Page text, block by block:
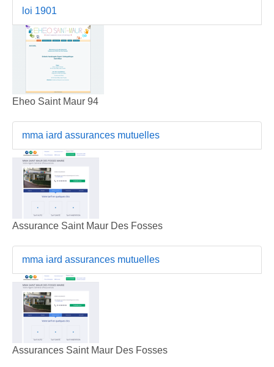
loi 1901
Eheo Saint Maur 94
mma iard assurances mutuelles
Assurance Saint Maur Des Fosses
mma iard assurances mutuelles
Assurances Saint Maur Des Fosses